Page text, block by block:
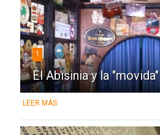
1
El Abisinia y la
LEER MÁS